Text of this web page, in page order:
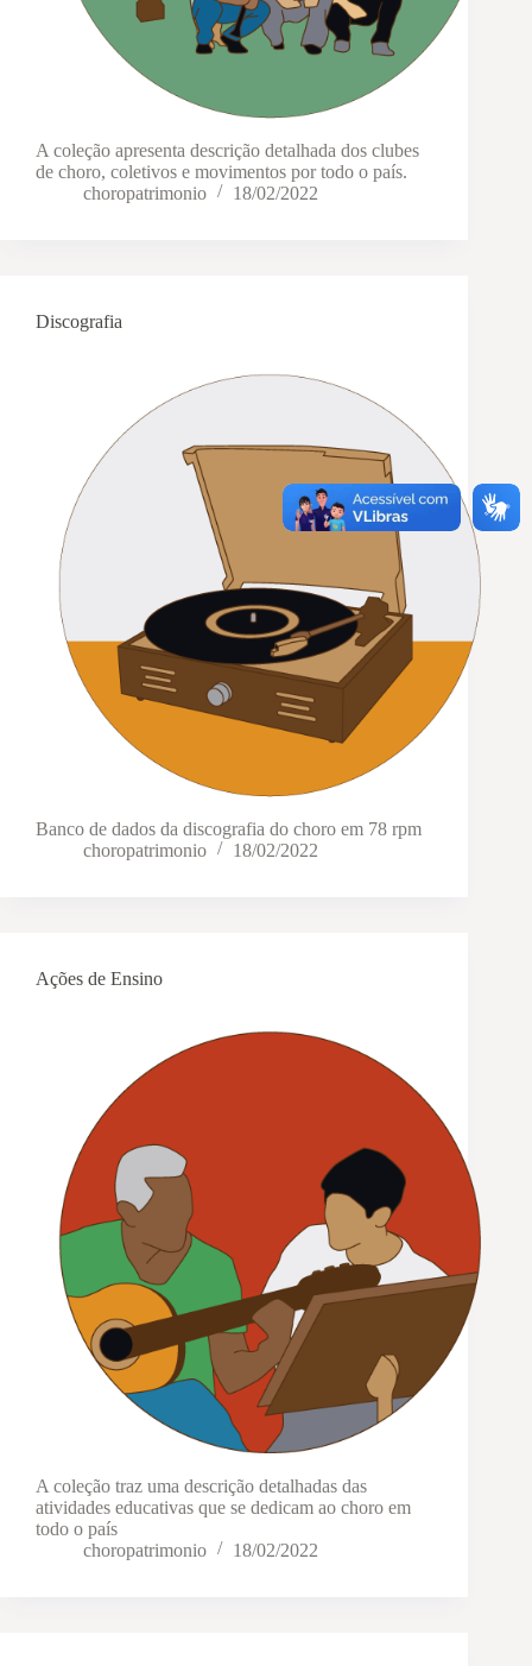
A coleção apresenta descrição detalhada dos clubes
de choro, coletivos e movimentos por todo o país.
choropatrimonio
18/02/2022
Discografia
Banco de dados da discografia do choro em 78 rpm
choropatrimonio
18/02/2022
Ações de Ensino
A coleção traz uma descrição detalhadas das
atividades educativas que se dedicam ao choro em
todo o país
choropatrimonio
18/02/2022